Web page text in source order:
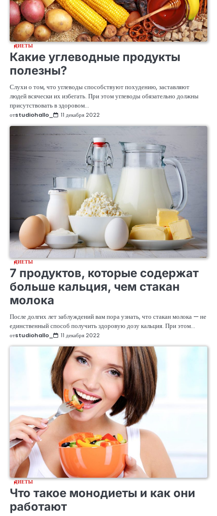
ДИЕТЫ
Какие углеводные продукты
полезны?
Слухи о том, что углеводы способствуют похудению, заставляют
людей всячески их избегать. При этом углеводы обязательно должны
присутствовать в здоровом…
отstudiohallo_ 11 декабря 2022
ДИЕТЫ
7 продуктов, которые содержат
больше кальция, чем стакан
молока
После долгих лет заблуждений вам пора узнать, что стакан молока — не
единственный способ получить здоровую дозу кальция. При этом…
отstudiohallo_ 11 декабря 2022
ДИЕТЫ
Что такое монодиеты и как они
работают